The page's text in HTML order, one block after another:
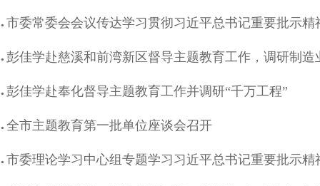
● 市委常委会会议传达学习贯彻习近平总书记重要批示精
● 彭佳学赴慈溪和前湾新区督导主题教育工作，调研制造
● 彭佳学赴奉化督导主题教育工作并调研“千万工程”
● 全市主题教育第一批单位座谈会召开
● 市委理论学习中心组专题学习习近平总书记重要批示